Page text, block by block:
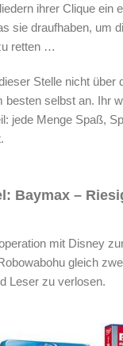
ihrer Clique ein
sie draufhaben, um
retten …
Stelle nicht über
besten selbst an. Ihr
jede Menge Spaß,
Baymax –
mit Disney
gleich
Leser zu verlosen.